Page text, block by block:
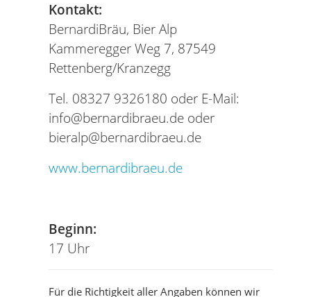
Kontakt:
BernardiBräu, Bier Alp
Kammeregger Weg 7, 87549
Rettenberg/Kranzegg
Tel. 08327 9326180 oder E-Mail:
info@bernardibraeu.de oder
bieralp@bernardibraeu.de
www.bernardibraeu.de
Beginn:
17 Uhr
Für die Richtigkeit aller Angaben können wir